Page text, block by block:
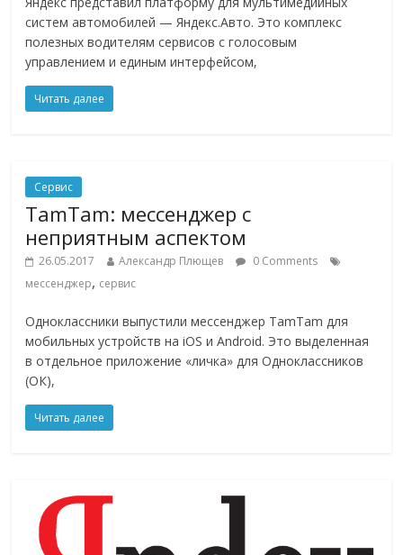
систем автомобилей — Яндекс.Авто. Это комплекс
полезных водителям сервисов с голосовым
управлением и единым интерфейсом,
Читать далее
Сервис
TamTam: мессенджер с
неприятным аспектом
26.05.2017 Александр Плющев
0 Comments
мессенджер, сервис
Одноклассники выпустили мессенджер TamTam для
мобильных устройств на iOS и Android. Это выделенная
в отдельное приложение «личка» для Одноклассников
(ОК),
Читать далее